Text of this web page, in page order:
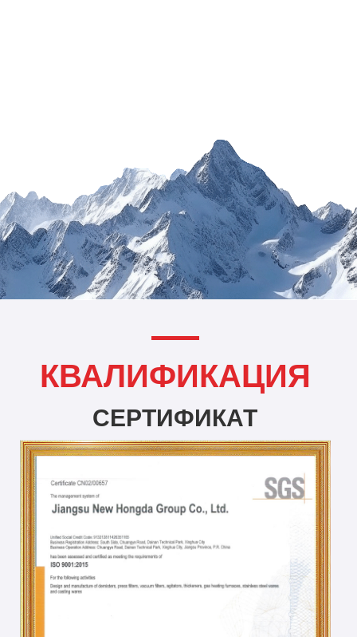
КВАЛИФИКАЦИЯ
СЕРТИФИКАТ